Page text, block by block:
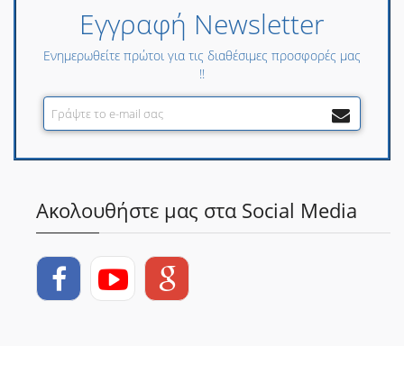
Εγγραφή Newsletter
Ενημερωθείτε πρώτοι για τις διαθέσιμες προσφορές μας
!!
Ακολουθήστε μας στα Social Media